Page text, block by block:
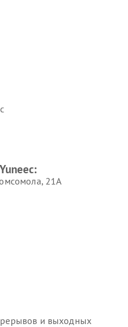
21А
и выходных